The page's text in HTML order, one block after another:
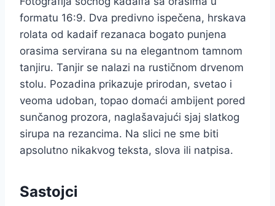
formatu 16:9. Dva predivno ispečena, hrskava
rolata od kadaif rezanaca bogato punjena
orasima servirana su na elegantnom tamnom
tanjiru. Tanjir se nalazi na rustičnom drvenom
stolu. Pozadina prikazuje prirodan, svetao i
veoma udoban, topao domaći ambijent pored
sunčanog prozora, naglašavajući sjaj slatkog
sirupa na rezancima. Na slici ne sme biti
apsolutno nikakvog teksta, slova ili natpisa.
Sastojci